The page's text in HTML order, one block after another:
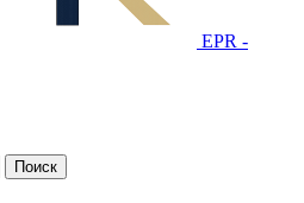
EPR -